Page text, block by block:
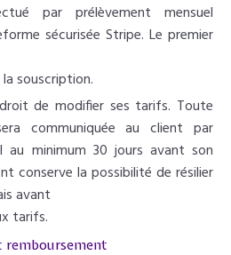
par prélèvement mensuel
sécurisée Stripe. Le premier
souscription.
droit de modifier ses tarifs. Toute
communiquée au client par
au minimum 30 jours avant son
conserve la possibilité de résilier
avant
tarifs.
remboursement